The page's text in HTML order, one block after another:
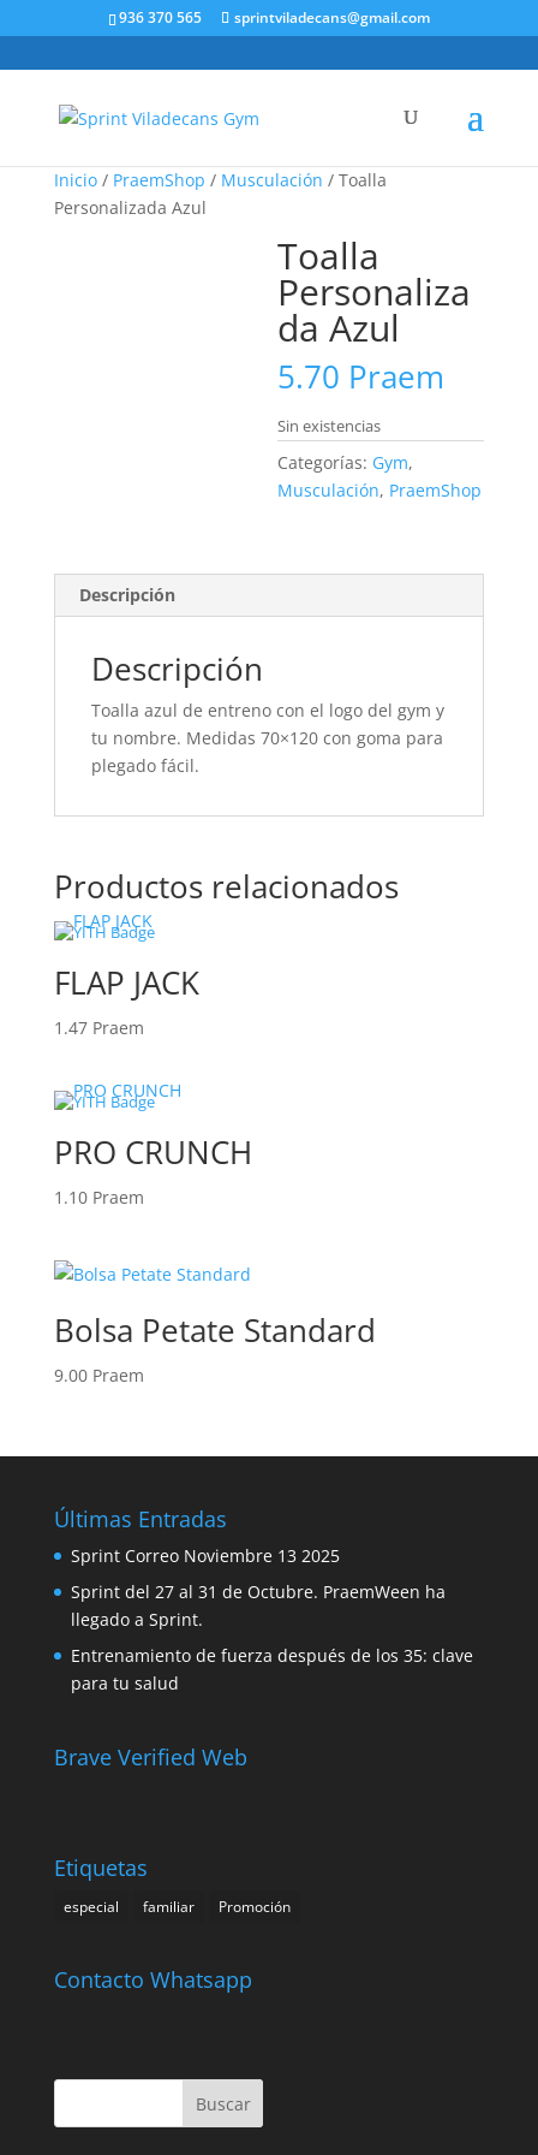
936 370 565 sprintviladecans@gmail.com
Inicio/ PraemShop / Musculación / Toalla
Personalizada Azul
Toalla
Personaliza
da Azul
5.70 Praem
Sin existencias
Categorías: Gym,
Musculación, PraemShop
Descripción
Descripción
Toalla azul de entreno con el logo del gym y
tu nombre. Medidas 70×120 con goma para
plegado fácil.
Productos relacionados
FLAP JACK
1.47Praem
PRO CRUNCH
1.10Praem
Bolsa Petate Standard
9.00Praem
Últimas Entradas
Sprint Correo Noviembre 13 2025
Sprint del 27 al 31 de Octubre. PraemWeen ha
llegado a Sprint.
Entrenamiento de fuerza después de los 35: clave
para tu salud
Brave Verified Web
Etiquetas
especial familiar Promoción
Contacto Whatsapp